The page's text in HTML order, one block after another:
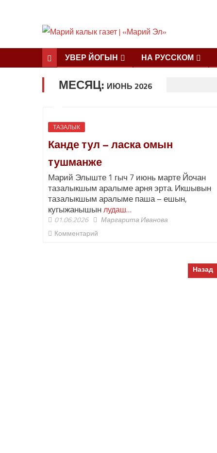
УВЕР ЙОГЫН НА РУССКОМ
МЕСЯЦ: ИЮНЬ 2026
ТАЗАЛЫК
Канде тул – ласка омын
тушманже
Марий Элыште 1 гыч 7 июнь марте Йочан
тазалыкшым аралыме арня эрта. Икшывын
тазалыкшым аралыме паша – ешын,
кугыжанышынлудаш…
01.06.2026
Маргарита Иванова
Комментарий
Назад